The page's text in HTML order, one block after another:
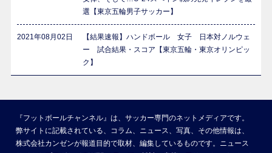
選【東京五輪男子サッカー】
2021年08月02日
【結果速報】ハンドボール 女子 日本対ノルウェ
ー 試合結果・スコア【東京五輪・東京オリンピッ
ク】
『フットボールチャンネル』は、サッカー専門のネットメディアです。
弊サイトに記載されている、コラム、ニュース、写真、その他情報は、
株式会社カンゼンが報道目的で取材、編集しているものです。ニュース